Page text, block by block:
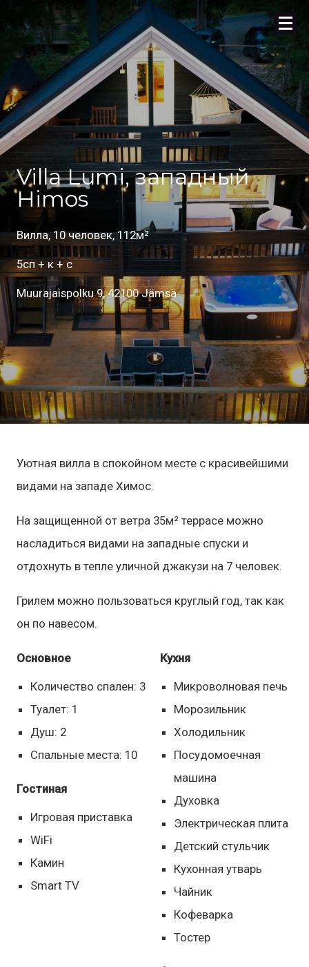
Villa Lumi, западный
Himos
Вилла, 10 человек, 112м²
5сп + к + с
Muurajaispolku 9, 42100 Jämsä
Уютная вилла в спокойном месте с красивейшими
видами на западе Химос.
На защищенной от ветра 35м² террасе можно
насладиться видами на западные спуски и
отдохнуть в тепле уличной джакузи на 7 человек.
Грилем можно пользоваться круглый год, так как
он по навесом.
Основное
Количество спален: 3
Туалет: 1
Душ: 2
Спальные места: 10
Гостиная
Игровая приставка
WiFi
Камин
Smart TV
Кухня
Микроволновая печь
Морозильник
Холодильник
Посудомоечная
машина
Духовка
Электрическая плита
Детский стульчик
Кухонная утварь
Чайник
Кофеварка
Тостер